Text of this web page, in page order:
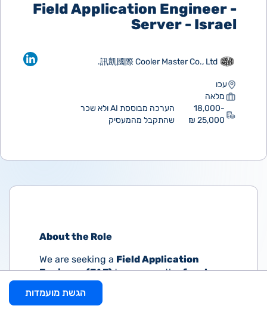
Field Application Engineer -
Server - Israel
訊凱國際 Cooler Master Co., Ltd.
עכו
מלאה
18,000-
25,000 ₪
הערכה מבוססת AI ולא שכר
שהתקבל מהמעסיק
About the Role
We are seeking a Field Application
Engineer (FAE)to serve as thefront-
end technical interface
performance thermal module
הגשת מועמדות